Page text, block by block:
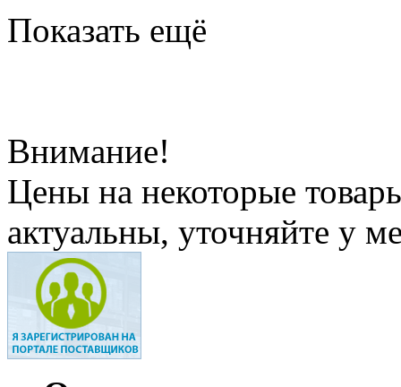
Показать ещё
Внимание!
Цены на некоторые
актуальны, уточняйте у